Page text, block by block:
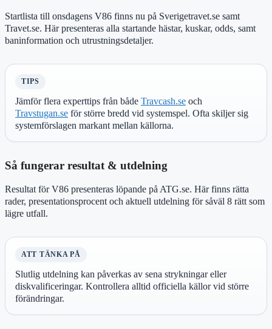
Startlista till onsdagens V86 finns nu på Sverigetravet.se samt
Travet.se. Här presenteras alla startande hästar, kuskar, odds, samt
baninformation och utrustningsdetaljer.
TIPS
Jämför flera experttips från både Travcash.se och
Travstugan.se för större bredd vid systemspel. Ofta skiljer sig
systemförslagen markant mellan källorna.
Så fungerar resultat & utdelning
Resultat för V86 presenteras löpande på ATG.se. Här finns rätta
rader, presentationsprocent och aktuell utdelning för såväl 8 rätt som
lägre utfall.
ATT TÄNKA PÅ
Slutlig utdelning kan påverkas av sena strykningar eller
diskvalificeringar. Kontrollera alltid officiella källor vid större
förändringar.